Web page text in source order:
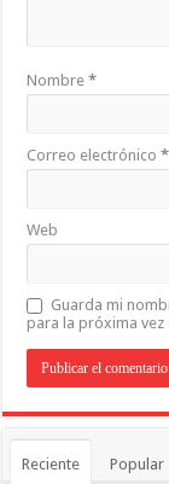
Nombre*
Correo electrónico*
Web
Guarda mi
para la próxima vez
Reciente Popular